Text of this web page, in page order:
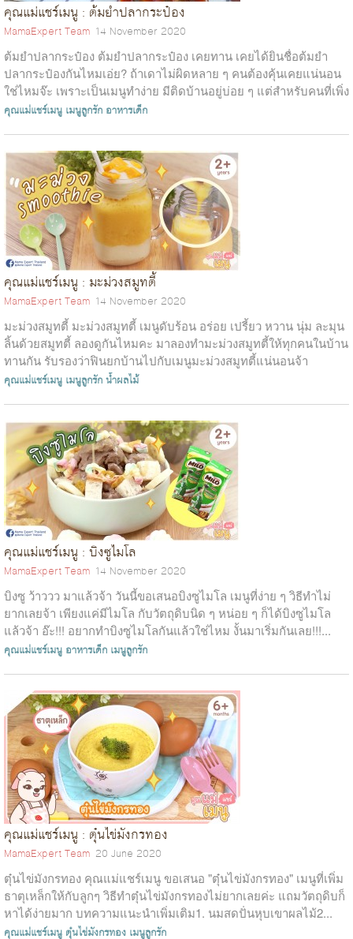
คุณแม่แชร์เมนู : ต้มยำปลากระป๋อง
MamaExpert Team 14 November 2020
ต้มยำปลากระป๋อง ต้มยำปลากระป๋อง เคยทาน เคยได้ยินชื่อต้มยำ
ปลากระป๋องกันไหมเอ่ย? ถ้าเดาไม่ผิดหลาย ๆ คนต้องคุ้นเคยแน่นอน
ใช่ไหมจ๊ะ เพราะเป็นเมนูทำง่าย มีติดบ้านอยู่บ่อย ๆ แต่สำหรับคนที่เพิ่ง
ได้ยินชื่อ&nb...
คุณแม่แชร์เมนู เมนูลูกรัก อาหารเด็ก
คุณแม่แชร์เมนู : มะม่วงสมูทตี้
MamaExpert Team 14 November 2020
มะม่วงสมูทตี้ มะม่วงสมูทตี้ เมนูดับร้อน อร่อย เปรี้ยว หวาน นุ่ม ละมุน
ลิ้นด้วยสมูทตี้ ลองดูกันไหมคะ มาลองทำมะม่วงสมูทตี้ให้ทุกคนในบ้าน
ทานกัน รับรองว่าฟินยกบ้านไปกับเมนูมะม่วงสมูทตี้แน่นอนจ้า
บทความ...
คุณแม่แชร์เมนู เมนูลูกรักน้ำผลไม้
คุณแม่แชร์เมนู : บิงซูไมโล
MamaExpert Team 14 November 2020
บิงซู ว้าววว มาแล้วจ้า วันนี้ขอเสนอบิงซูไมโล เมนูที่ง่าย ๆ วิธีทำไม่
ยากเลยจ้า เพียงแค่มีไมโล กับวัตถุดิบนิด ๆ หน่อย ๆ ก็ได้บิงซูไมโล
แล้วจ้า อ๊ะ!!! อยากทำบิงซูไมโลกันแล้วใช่ไหม งั้นมาเริ่มกันเลย!!!...
คุณแม่แชร์เมนู อาหารเด็ก เมนูลูกรัก
คุณแม่แชร์เมนู : ตุ๋นไข่มังกรทอง
MamaExpert Team 20 June 2020
ตุ๋นไข่มังกรทอง คุณแม่แชร์เมนู ขอเสนอ "ตุ๋นไข่มังกรทอง" เมนูที่เพิ่ม
ธาตุเหล็กให้กับลูกๆ วิธีทำตุ๋นไข่มังกรทองไม่ยากเลยค่ะ แถมวัตถุดิบก็
หาได้ง่ายมาก บทความแนะนำเพิ่มเติม1. นมสดปั่นหุบเขาผลไม้2...
คุณแม่แชร์เมนู ตุ๋นไข่มังกรทอง เมนูลูกรัก